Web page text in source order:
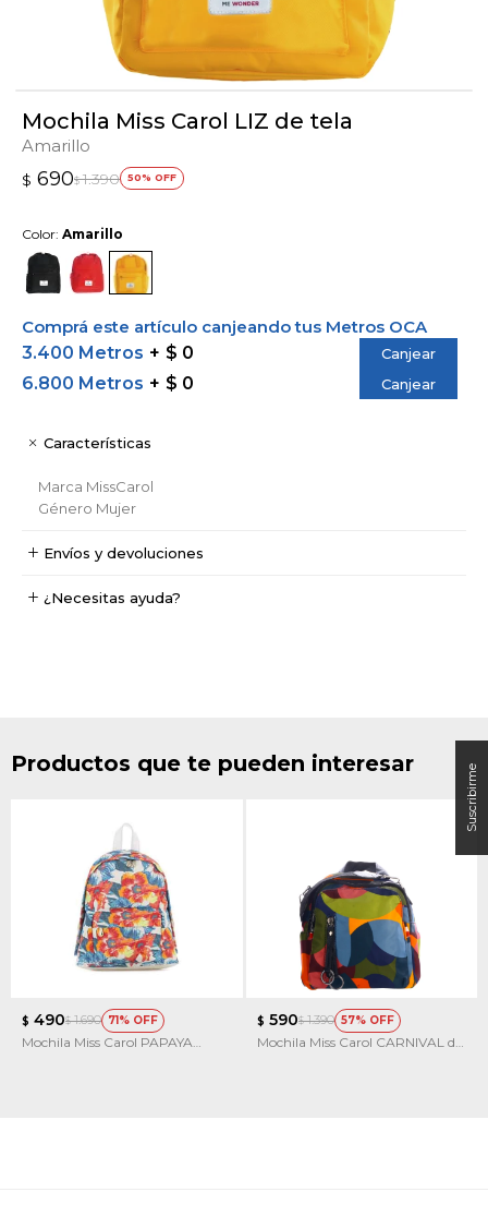
Mochila Miss Carol LIZ de tela
Amarillo
$ 690$ 1.390 50
Color: Amarillo
Comprá este artículo canjeando tus Metros OCA
3.400 Metros
$ 0 Canjear
6.800 Metros $ 0 Canjear
Características
Marca MissCarol
Género Mujer
Envíos y devoluciones
¿Necesitas ayuda?
Productos que te pueden interesar
$ 490$ 1.690 71
Mochila Miss Carol PAPAYA
$ 590$ 1.390 57
Mochila Miss Carol CARNIVAL de